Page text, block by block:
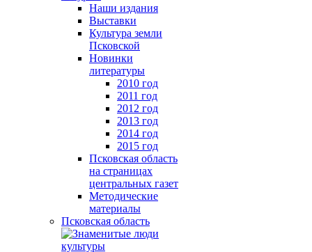
Наши издания
Выставки
Культура земли
Псковской
Новинки
литературы
2010 год
2011 год
2012 год
2013 год
2014 год
2015 год
Псковская область
на страницах
центральных газет
Методические
материалы
Псковская область